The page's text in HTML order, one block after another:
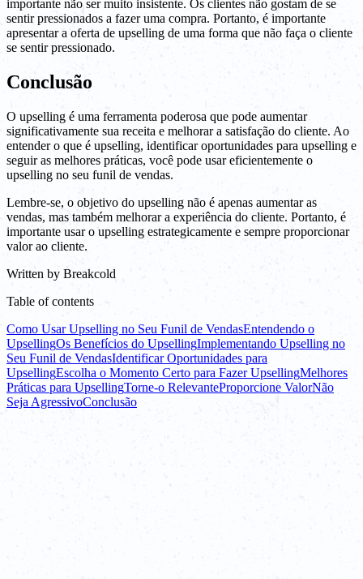
importante não ser muito insistente. Os clientes não gostam de se
sentir pressionados a fazer uma compra. Portanto, é importante
apresentar a oferta de upselling de uma forma que não faça o cliente
se sentir pressionado.
Conclusão
O upselling é uma ferramenta poderosa que pode aumentar
significativamente sua receita e melhorar a satisfação do cliente. Ao
entender o que é upselling, identificar oportunidades para upselling e
seguir as melhores práticas, você pode usar eficientemente o
upselling no seu funil de vendas.
Lembre-se, o objetivo do upselling não é apenas aumentar as
vendas, mas também melhorar a experiência do cliente. Portanto, é
importante usar o upselling estrategicamente e sempre proporcionar
valor ao cliente.
Written by Breakcold
Table of contents
Como Usar Upselling no Seu Funil de VendasEntendendo o
UpsellingOs Benefícios do UpsellingImplementando Upselling no
Seu Funil de VendasIdentificar Oportunidades para
UpsellingEscolha o Momento Certo para Fazer UpsellingMelhores
Práticas para UpsellingTorne-o RelevanteProporcione ValorNão
Seja AgressivoConclusão